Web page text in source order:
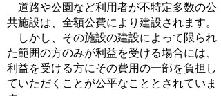
道路や公園など利用者が不特定多数の公
共施設は、全額公費により建設されます。
しかし、その施設の建設によって限られ
た範囲の方のみが利益を受ける場合には、
利益を受ける方にその費用の一部を負担し
ていただくことが公平なこととされていま